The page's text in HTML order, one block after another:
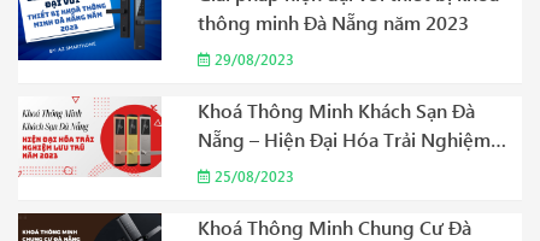
thông minh Đà Nẵng năm 2023
29/08/2023
Khoá Thông Minh Khách Sạn Đà
Nẵng – Hiện Đại Hóa Trải Nghiệm
Lưu Trú Năm 2023
25/08/2023
Khoá Thông Minh Chung Cư Đà